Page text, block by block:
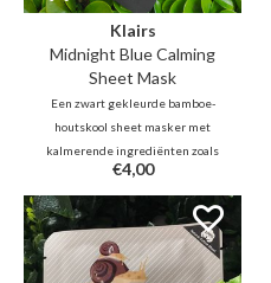
Klairs
Midnight Blue Calming
Sheet Mask
Een zwart gekleurde bamboe-
houtskool sheet masker met
kalmerende ingrediënten zoals
wilgenschors, zoethout, Tea Tree
en Centella Asiatica. Dit masker
bestaat uit 2 delen en maakt het
makkelijker te plaatsen / passen
op gezicht.
€4,00